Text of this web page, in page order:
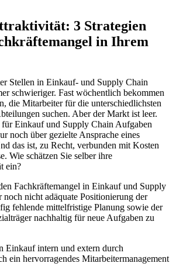
3 Strategien
in Ihrem
Stellen in Einkauf- und Supply Chain
schwieriger. Fast wöchentlich bekommen
die Mitarbeiter für die unterschiedlichsten
suchen. Aber der Markt ist leer.
Einkauf und Supply Chain Aufgaben
noch über gezielte Ansprache eines
das ist, zu Recht, verbunden mit Kosten
Wie schätzen Sie selber ihre
ein?
Fachkräftemangel in Einkauf und Supply
nicht adäquate Positionierung der
fehlende mittelfristige Planung sowie der
nachhaltig für neue Aufgaben zu
Einkauf intern und extern durch
ein hervorragendes Mitarbeitermanagement